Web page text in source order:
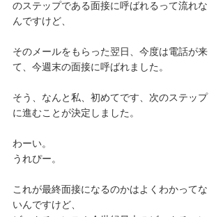
のステップである面接に呼ばれるって流れな
んですけど、
そのメールをもらった翌日、今度は電話が来
て、今週末の面接に呼ばれました。
そう、なんと私、初めてです、次のステップ
に進むことが決定しました。
わーい。
うれぴー。
これが最終面接になるのかはよくわかってな
いんですけど、